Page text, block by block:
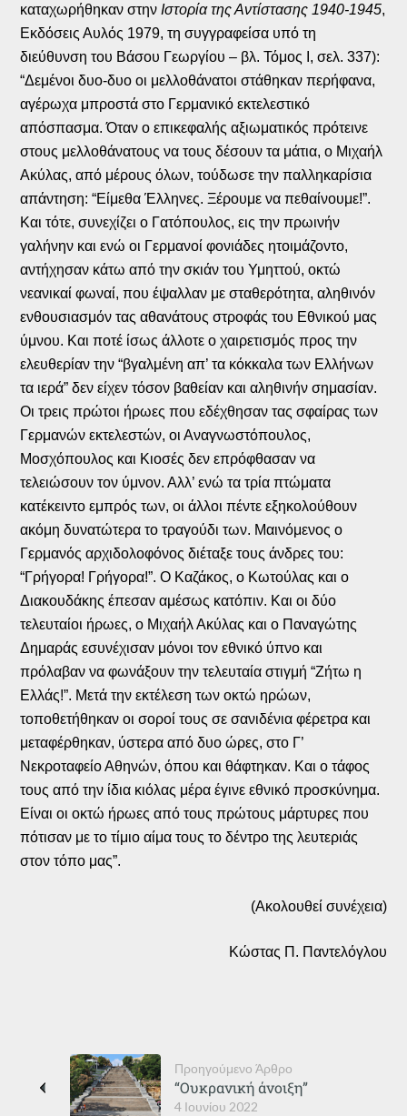
καταχωρήθηκαν στην Ιστορία της Αντίστασης 1940-1945,
Εκδόσεις Αυλός 1979, τη συγγραφείσα υπό τη
διεύθυνση του Βάσου Γεωργίου – βλ. Τόμος Ι, σελ. 337):
“Δεμένοι δυο-δυο οι μελλοθάνατοι στάθηκαν περήφανα,
αγέρωχα μπροστά στο Γερμανικό εκτελεστικό
απόσπασμα. Όταν ο επικεφαλής αξιωματικός πρότεινε
στους μελλοθάνατους να τους δέσουν τα μάτια, ο Μιχαήλ
Ακύλας, από μέρους όλων, τούδωσε την παλληκαρίσια
απάντηση: “Είμεθα Έλληνες. Ξέρουμε να πεθαίνουμε!”.
Και τότε, συνεχίζει ο Γατόπουλος, εις την πρωινήν
γαλήνην και ενώ οι Γερμανοί φονιάδες ητοιμάζοντο,
αντήχησαν κάτω από την σκιάν του Υμηττού, οκτώ
νεανικαί φωναί, που έψαλλαν με σταθερότητα, αληθινόν
ενθουσιασμόν τας αθανάτους στροφάς του Εθνικού μας
ύμνου. Και ποτέ ίσως άλλοτε ο χαιρετισμός προς την
ελευθερίαν την “βγαλμένη απ’ τα κόκκαλα των Ελλήνων
τα ιερά” δεν είχεν τόσον βαθείαν και αληθινήν σημασίαν.
Οι τρεις πρώτοι ήρωες που εδέχθησαν τας σφαίρας των
Γερμανών εκτελεστών, οι Αναγνωστόπουλος,
Μοσχόπουλος και Κιοσές δεν επρόφθασαν να
τελειώσουν τον ύμνον. Αλλ’ ενώ τα τρία πτώματα
κατέκειντο εμπρός των, οι άλλοι πέντε εξηκολούθουν
ακόμη δυνατώτερα το τραγούδι των. Μαινόμενος ο
Γερμανός αρχιδολοφόνος διέταξε τους άνδρες του:
“Γρήγορα! Γρήγορα!”. Ο Καζάκος, ο Κωτούλας και ο
Διακουδάκης έπεσαν αμέσως κατόπιν. Και οι δύο
τελευταίοι ήρωες, ο Μιχαήλ Ακύλας και ο Παναγώτης
Δημαράς εσυνέχισαν μόνοι τον εθνικό ύπνο και
πρόλαβαν να φωνάξουν την τελευταία στιγμή “Ζήτω η
Ελλάς!”. Μετά την εκτέλεση των οκτώ ηρώων,
τοποθετήθηκαν οι σοροί τους σε σανιδένια φέρετρα και
μεταφέρθηκαν, ύστερα από δυο ώρες, στο Γ’
Νεκροταφείο Αθηνών, όπου και θάφτηκαν. Και ο τάφος
τους από την ίδια κιόλας μέρα έγινε εθνικό προσκύνημα.
Είναι οι οκτώ ήρωες από τους πρώτους μάρτυρες που
πότισαν με το τίμιο αίμα τους το δέντρο της λευτεριάς
στον τόπο μας”.
(Ακολουθεί συνέχεια)
Κώστας Π. Παντελόγλου
Προηγούμενο Άρθρο
4 Ιουνίου 2022
“Ουκρανική άνοιξη”